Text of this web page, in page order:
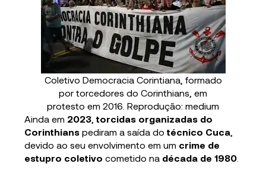
Coletivo Democracia Corintiana, formado
por torcedores do Corinthians, em
protesto em 2016. Reprodução: medium
Ainda em 2023 ,torcidas organizadas do
Corinthians pediram a saída dotécnico Cuca
devido ao seu envolvimento em um crime de
estupro coletivo cometido na década de 1980